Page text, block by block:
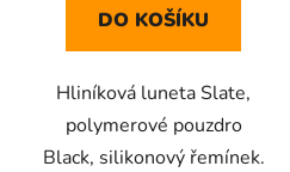
DO KOŠÍKU
Hliníková luneta Slate,
polymerové pouzdro
Black, silikonový řemínek.